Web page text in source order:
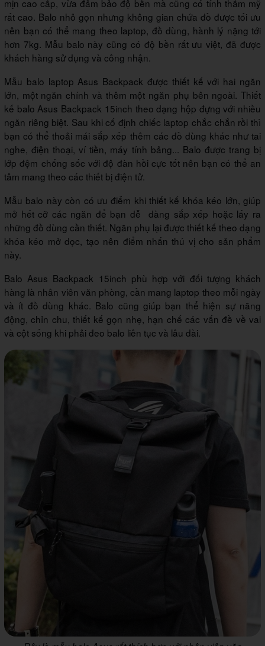
mịn cao cấp, vừa đảm bảo độ bền mà cũng có tính thẩm mỹ
rất cao. Balo nhỏ gọn nhưng không gian chứa đồ được tối ưu
nên bạn có thể mang theo laptop, đồ dùng, hành lý nặng tới
hơn 7kg. Mẫu balo này cũng có độ bền rất ưu việt, đã được
khách hàng sử dụng và công nhận.
Mẫu balo laptop Asus Backpack được thiết kế với hai ngăn
lớn, một ngăn chính và thêm một ngăn phụ bên ngoài. Thiết
kế balo Asus Backpack 15inch theo dạng hộp đựng với nhiều
ngăn riêng biệt. Sau khi cố định chiếc laptop chắc chắn rồi thì
bạn có thể thoải mái sắp xếp thêm các đồ dùng khác như tai
nghe, điện thoại, ví tiền, máy tính bảng... Balo được trang bị
lớp đệm chống sốc với độ đàn hồi cực tốt nên bạn có thể an
tâm mang theo các thiết bị điện tử.
Mẫu balo này còn có ưu điểm khi thiết kế khóa kéo lớn, giúp
mở hết cỡ các ngăn để bạn dễ dàng sắp xếp hoặc lấy ra
những đồ dùng cần thiết. Ngăn phụ lại được thiết kế theo dạng
khóa kéo mở dọc, tạo nên điểm nhấn thú vị cho sản phẩm
này.
Balo Asus Backpack 15inch phù hợp với đối tượng khách
hàng là nhân viên văn phòng, cần mang laptop theo mỗi ngày
và ít đồ dùng khác. Balo cũng giúp bạn thể hiện sự năng
động, chỉn chu, thiết kế gọn nhẹ, hạn chế các vấn đề về vai
và cột sống khi phải đeo balo liên tục và lâu dài.